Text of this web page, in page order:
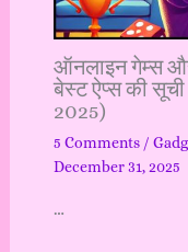
ऑनलाइन गेम्स
बेस्ट ऐप्स की
2025)
5 Comments /
December 31, 2025
…